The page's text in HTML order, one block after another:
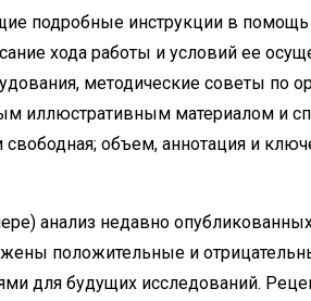
подробные инструкции в
хода работы и условий ее
методические советы по
иллюстративным материалом и
свободная; объем, аннотация и
анализ недавно
положительные и
для будущих исследований.